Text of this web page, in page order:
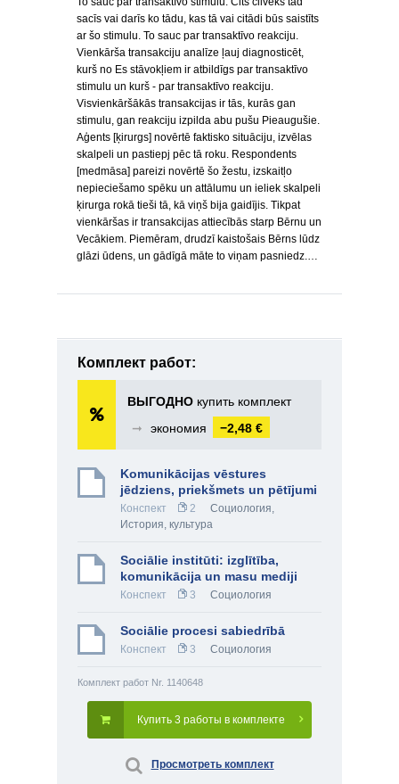
sacīs vai darīs ko tādu, kas tā vai citādi būs saistīts
ar šo stimulu. To sauc par transaktīvo reakciju.
Vienkārša transak­ciju analīze ļauj diagnosticēt,
kurš no Es stāvokļiem ir atbildīgs par transaktīvo
stimulu un kurš - par transaktīvo reakciju.
Visvienkāršākās transakcijas ir tās, kurās gan
stimulu, gan reakciju izpilda abu pušu Pieaugušie.
Aģents [ķirurgs] novērtē faktisko situāciju, izvēlas
skalpeli un pastiepj pēc tā roku. Respondents
[medmāsa] pareizi novērtē šo žestu, izskaitļo
nepieciešamo spēku un attālumu un ieliek skalpeli
ķirurga rokā tieši tā, kā viņš bija gaidījis. Tikpat
vienkāršas ir transakcijas attiecībās starp Bērnu un
Vecākiem. Piemēram, drudzī kaistošais Bērns lūdz
glāzi ūdens, un gādīgā māte to viņam pasniedz.…
Комплект работ:
ВЫГОДНО купить комплект
➞
экономия −2,48 €
Komunikācijas vēstures
jēdziens, priekšmets un pētījumi
Конспект 2 Социология,
История, культура
Sociālie institūti: izglītība,
komunikācija un masu mediji
Конспект 3 Социология
Sociālie procesi sabiedrībā
Конспект 3 Социология
Комплект работ Nr. 1140648
Купить 3 работы в комплекте
Просмотреть комплект